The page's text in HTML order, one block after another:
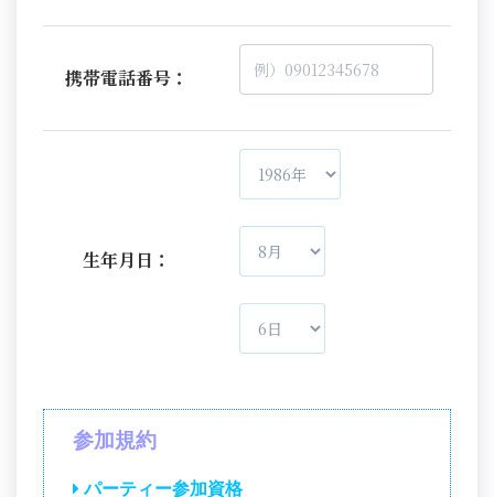
携帯電話番号：
生年月日：